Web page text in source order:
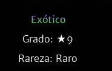
Exótico
Grado: ★9
Rareza: Raro